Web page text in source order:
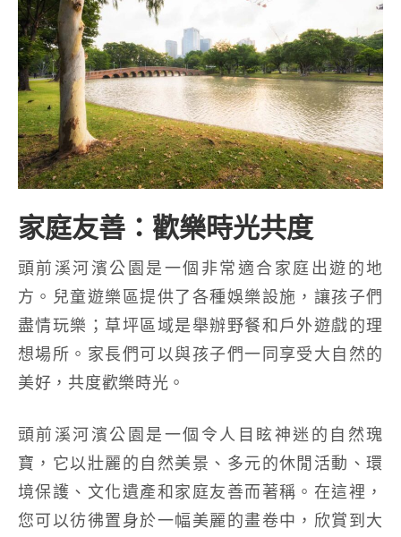
家庭友善：歡樂時光共度
頭前溪河濱公園是一個非常適合家庭出遊的地
方。兒童遊樂區提供了各種娛樂設施，讓孩子們
盡情玩樂；草坪區域是舉辦野餐和戶外遊戲的理
想場所。家長們可以與孩子們一同享受大自然的
美好，共度歡樂時光。
頭前溪河濱公園是一個令人目眩神迷的自然瑰
寶，它以壯麗的自然美景、多元的休閒活動、環
境保護、文化遺產和家庭友善而著稱。在這裡，
您可以彷彿置身於一幅美麗的畫卷中，欣賞到大